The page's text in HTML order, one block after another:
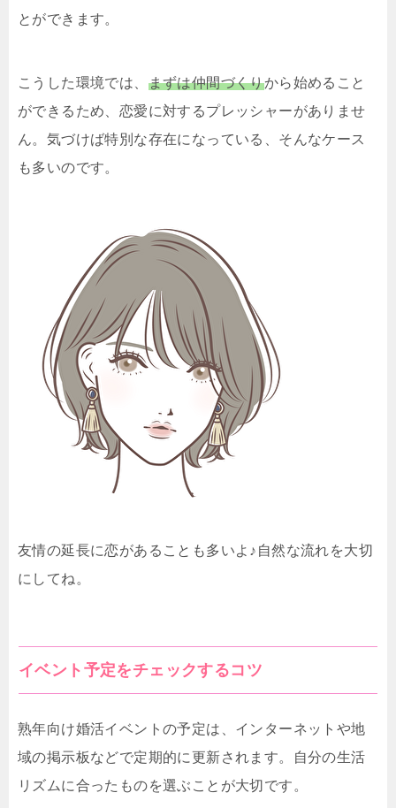
とができます。
こうした環境では、 まずは仲間づくりから始めること
ができるため、恋愛に対するプレッシャーがありませ
ん。気づけば特別な存在になっている、そんなケース
も多いのです。
友情の延長に恋があることも多いよ♪自然な流れを大切
にしてね。
イベント予定をチェックするコツ
熟年向け婚活イベントの予定は、インターネットや地
域の掲示板などで定期的に更新されます。自分の生活
リズムに合ったものを選ぶことが大切です。